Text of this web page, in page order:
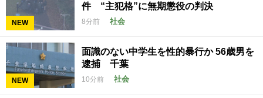
NEW
件 “主犯格”に無期懲役の判決
8分前 社会
NEW
面識のない中学生を性的暴行か 56歳男を
逮捕 千葉
10分前 社会